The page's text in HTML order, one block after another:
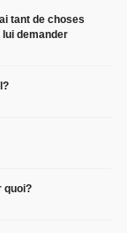
tant de choses
lui demander
quoi?